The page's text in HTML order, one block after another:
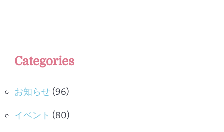
Categories
お知らせ (96)
イベント (80)